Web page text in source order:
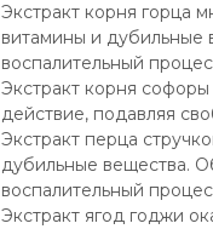
Экстракт корня горца
витамины и дубильные
воспалительный
Экстракт корня
действие, подавляя
Экстракт перца
дубильные вещества.
воспалительный
Экстракт ягод годжи